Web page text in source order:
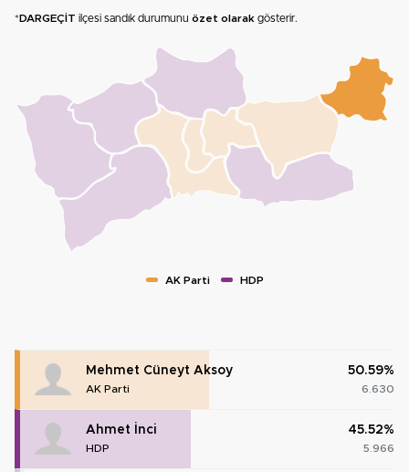
*DARGEÇİT ilçesi sandık durumunu özet olarak gösterir.
AK Parti HDP
Mehmet Cüneyt Aksoy
AK Parti
50.59%
6.630
Ahmet İnci
HDP
45.52%
5.966